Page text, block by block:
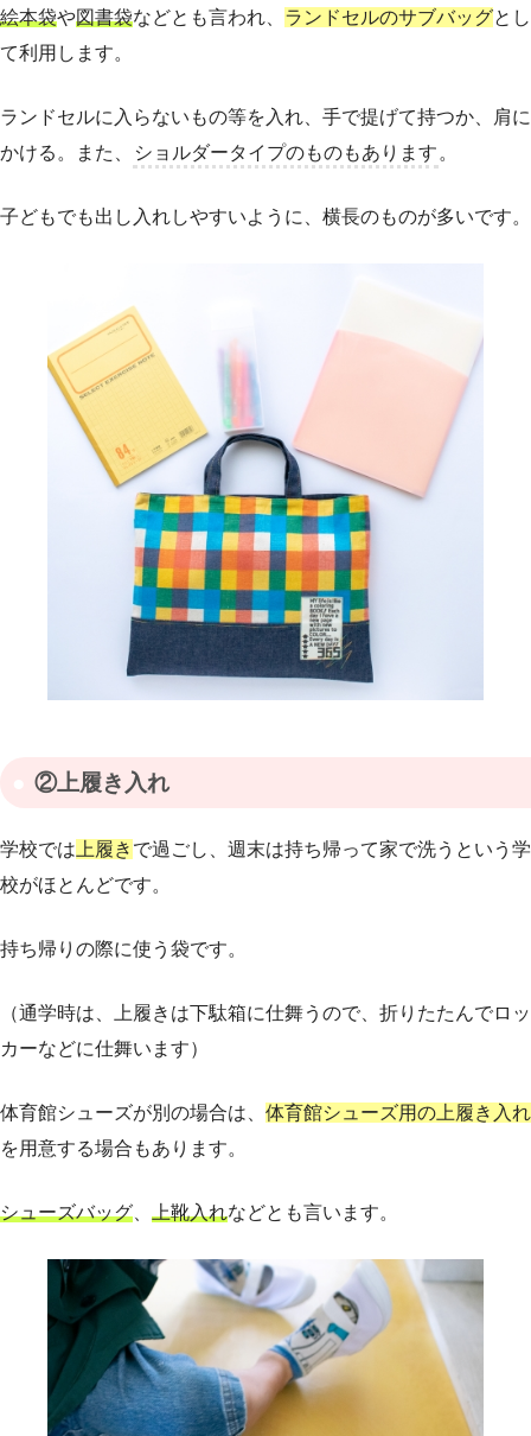
絵本袋や図書袋などとも言われ、 ランドセルのサブバッグとし
て利用します。
ランドセルに入らないもの等を入れ、手で提げて持つか、肩に
かける。また、
ショルダータイプのものもあります 。
子どもでも出し入れしやすいように、横長のものが多いです。
②上履き入れ
学校では 上履き で過ごし、週末は持ち帰って家で洗うという学
校がほとんどです。
持ち帰りの際に使う袋です。
（通学時は、上履きは下駄箱に仕舞うので、折りたたんでロッ
カーなどに仕舞います）
体育館シューズが別の場合は、 体育館シューズ用の上履き入れ
を用意する場合もあります。
シューズバッグ 上靴入れなどとも言います。